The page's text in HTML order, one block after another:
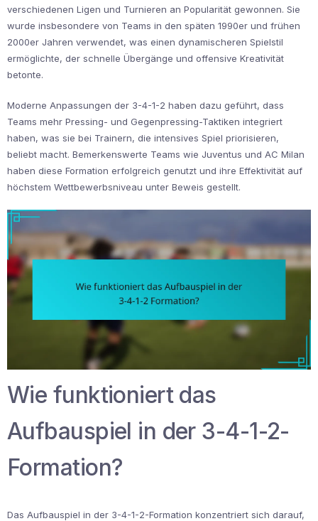
verschiedenen Ligen und Turnieren an Popularität gewonnen. Sie
wurde insbesondere von Teams in den späten 1990er und frühen
2000er Jahren verwendet, was einen dynamischeren Spielstil
ermöglichte, der schnelle Übergänge und offensive Kreativität
betonte.
Moderne Anpassungen der 3-4-1-2 haben dazu geführt, dass
Teams mehr Pressing- und Gegenpressing-Taktiken integriert
haben, was sie bei Trainern, die intensives Spiel priorisieren,
beliebt macht. Bemerkenswerte Teams wie Juventus und AC Milan
haben diese Formation erfolgreich genutzt und ihre Effektivität auf
höchstem Wettbewerbsniveau unter Beweis gestellt.
Wie funktioniert das
Aufbauspiel in der 3-4-1-2-
Formation?
Das Aufbauspiel in der 3-4-1-2-Formation konzentriert sich darauf,